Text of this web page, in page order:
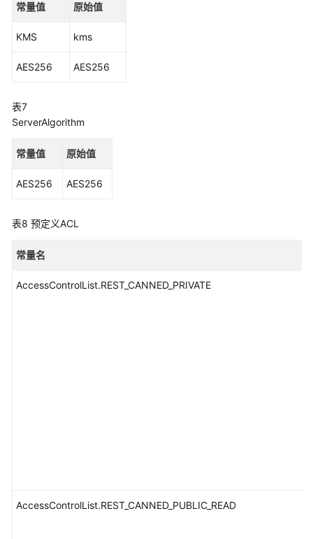
常量值 原始值
KMS kms
AES256 AES256
表7
ServerAlgorithm
常量值 原始值
AES256 AES256
表8 预定义ACL
常量名
AccessControlList.REST_CANNED_PRIVATE
AccessControlList.REST_CANNED_PUBLIC_READ